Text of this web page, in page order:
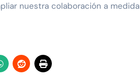
nuestra colaboración a